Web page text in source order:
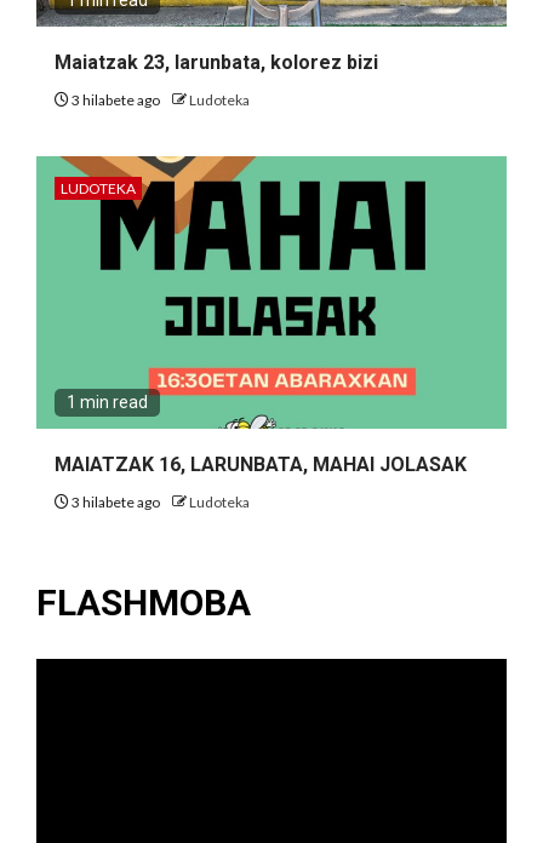
Maiatzak 23, larunbata, kolorez bizi
3 hilabete ago Ludoteka
LUDOTEKA
1 min read
MAIATZAK 16, LARUNBATA, MAHAI JOLASAK
3 hilabete ago Ludoteka
FLASHMOBA